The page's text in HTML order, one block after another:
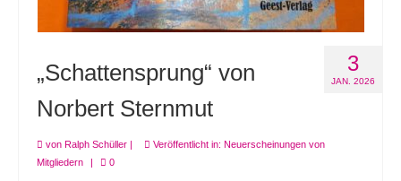
3
JAN. 2026
„Schattensprung“ von
Norbert Sternmut
von Ralph Schüller | Veröffentlicht in: Neuerscheinungen von
Mitgliedern
| 0